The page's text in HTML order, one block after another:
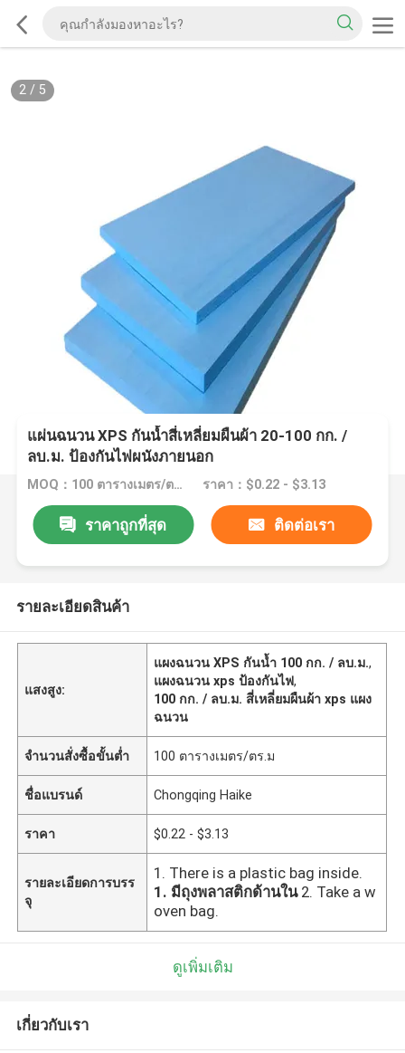
2/ 5
แผ่นฉนวน XPS กันน้ำสี่เหลี่ยมผืนผ้า 20-100 กก. /
ลบ.ม. ป้องกันไฟผนังภายนอก
MOQ：100 ตารางเมตร/ตร.ม ราคา：$0.22 - $3.13
ราคาถูกที่สุด ติดต่อเรา
รายละเอียดสินค้า
แสงสูง:
แผงฉนวน XPS กันน้ำ 100 กก. / ลบ.ม.,
แผงฉนวน xps ป้องกันไฟ,
100 กก. / ลบ.ม. สี่เหลี่ยมผืนผ้า xps แผง
ฉนวน
จำนวนสั่งซื้อขั้นต่ำ 100 ตารางเมตร/ตร.ม
ชื่อแบรนด์ Chongqing Haike
ราคา $0.22 - $3.13
รายละเอียดการบรร
จุ
1. There is a plastic bag inside.
1. มีถุงพลาสติกด้านใน 2. Take a w
oven bag.
ดูเพิ่มเติม
เกี่ยวกับเรา